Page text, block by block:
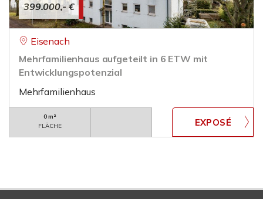
399.000,- €
Eisenach
Mehrfamilienhaus aufgeteilt in 6 ETW mit
Entwicklungspotenzial
Mehrfamilienhaus
0 m²
FLÄCHE